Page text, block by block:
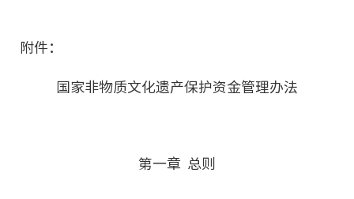
附件：
国家非物质文化遗产保护资金管理办法
第一章 总则